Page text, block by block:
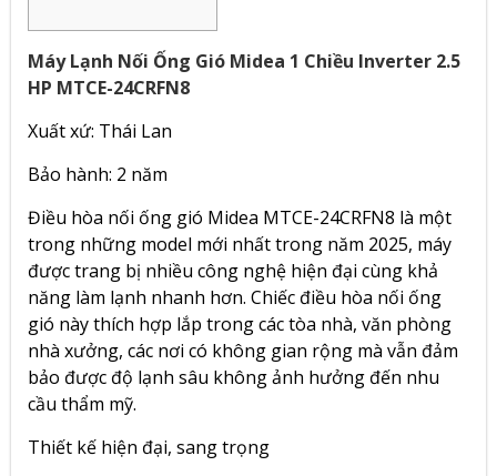
Máy Lạnh Nối Ống Gió Midea 1 Chiều Inverter 2.5
HP MTCE-24CRFN8
Xuất xứ: Thái Lan
Bảo hành: 2 năm
Điều hòa nối ống gió Midea MTCE-24CRFN8 là một
trong những model mới nhất trong năm 2025, máy
được trang bị nhiều công nghệ hiện đại cùng khả
năng làm lạnh nhanh hơn. Chiếc điều hòa nối ống
gió này thích hợp lắp trong các tòa nhà, văn phòng
nhà xưởng, các nơi có không gian rộng mà vẫn đảm
bảo được độ lạnh sâu không ảnh hưởng đến nhu
cầu thẩm mỹ.
Thiết kế hiện đại, sang trọng